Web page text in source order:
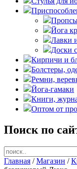
Йога
Лавки
Доски
Кирпичи и
Болстеры,
Ремни,
Йога-гамаки
Книги,
Оптом от
Поиск по
Главная /Магазин /